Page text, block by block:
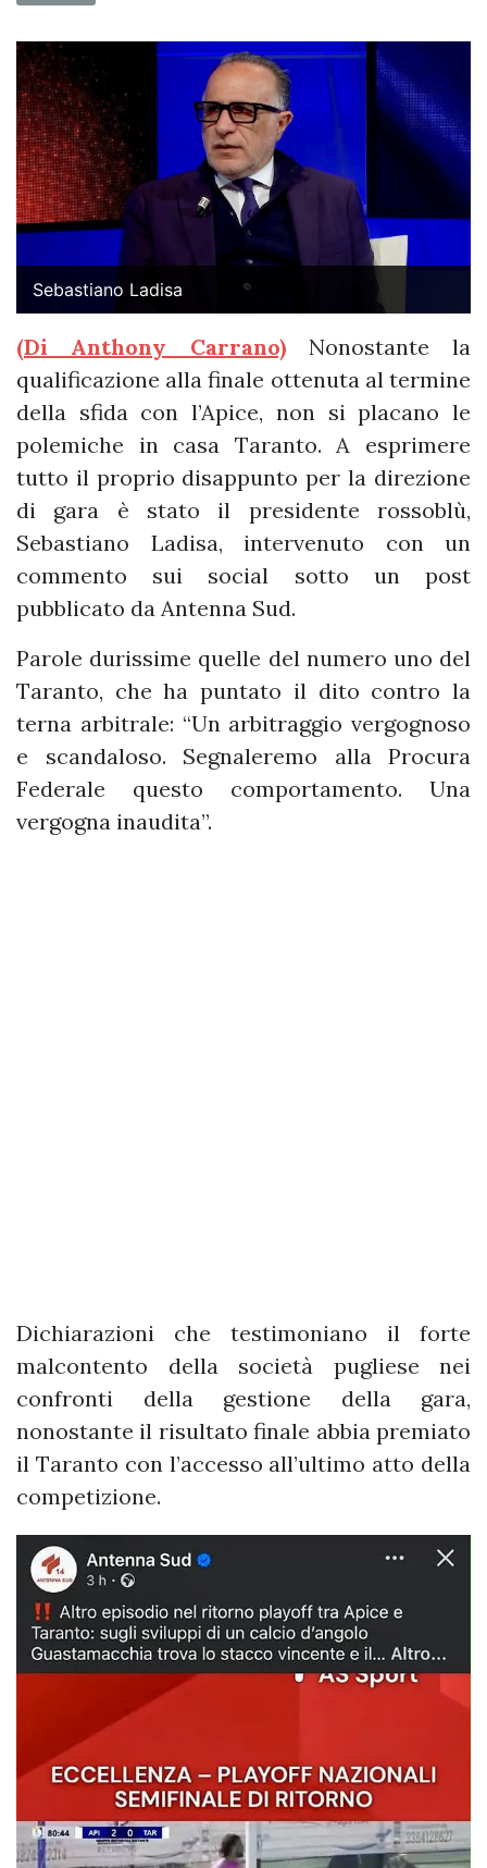
Sebastiano Ladisa
(Di Anthony Carrano)Nonostante la
qualificazione alla finale ottenuta al termine
della sfida con l’Apice, non si placano le
polemiche in casa Taranto. A esprimere
tutto il proprio disappunto per la direzione
di gara è stato il presidente rossoblù,
Sebastiano Ladisa, intervenuto con un
commento sui social sotto un post
pubblicato da Antenna Sud.
Parole durissime quelle del numero uno del
Taranto, che ha puntato il dito contro la
terna arbitrale: “Un arbitraggio vergognoso
e scandaloso. Segnaleremo alla Procura
Federale questo comportamento. Una
vergogna inaudita”.
Dichiarazioni che testimoniano il forte
malcontento della società pugliese nei
confronti della gestione della gara,
nonostante il risultato finale abbia premiato
il Taranto con l’accesso all’ultimo atto della
competizione.